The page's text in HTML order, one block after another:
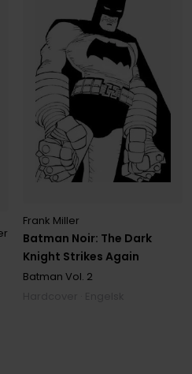
Batman Noir: The Dark
Knight Strikes Again
Frank Miller
Batman Vol. 2